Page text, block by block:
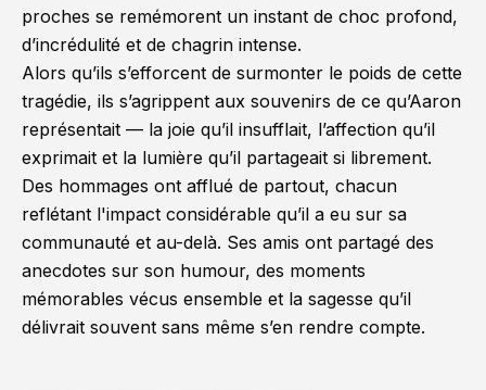
proches se remémorent un instant de choc profond,
d’incrédulité et de chagrin intense.
Alors qu’ils s’efforcent de surmonter le poids de cette
tragédie, ils s’agrippent aux souvenirs de ce qu’Aaron
représentait — la joie qu’il insufflait, l’affection qu’il
exprimait et la lumière qu’il partageait si librement.
Des hommages ont afflué de partout, chacun
reflétant l'impact considérable qu’il a eu sur sa
communauté et au-delà. Ses amis ont partagé des
anecdotes sur son humour, des moments
mémorables vécus ensemble et la sagesse qu’il
délivrait souvent sans même s’en rendre compte.